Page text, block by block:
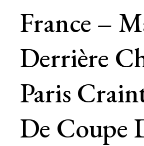
France –
Derrière
Paris
De Coupe